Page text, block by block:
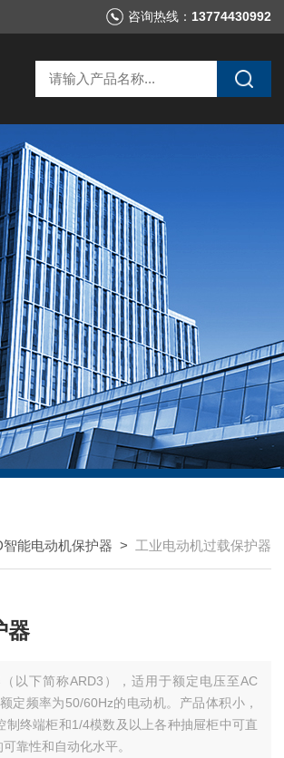
咨询热线： 13774430992
智能电动机保护器 > 工业电动机过载保护器
器
以下简称ARD3），适用于额定电压至AC
定频率为50/60Hz的电动机。产品体积小，
终端柜和1/4模数及以上各种抽屉柜中可直
靠性和自动化水平。